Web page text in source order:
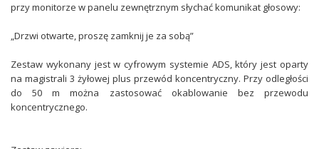
przy monitorze w panelu zewnętrznym słychać komunikat głosowy:
„Drzwi otwarte, proszę zamknij je za sobą”
Zestaw wykonany jest w cyfrowym systemie ADS, który jest oparty
na magistrali 3 żyłowej plus przewód koncentryczny. Przy odległości
do 50 m można zastosować okablowanie bez przewodu
koncentrycznego.